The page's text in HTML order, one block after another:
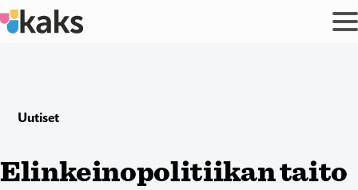
Siirry
sisältöön
Uutiset
Elinkeinopolitiikan taito